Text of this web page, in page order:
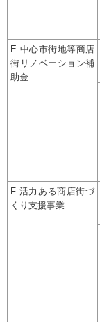
E 中心市街地等商店
街リノベーション補
助金
F 活力ある商店街づ
くり支援事業